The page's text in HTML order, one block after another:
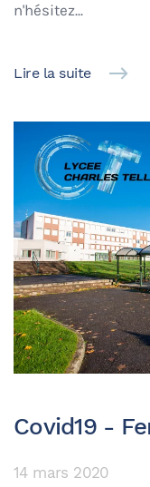
n'hésitez...
Lire la suite
Covid19 -
14 mars 2020